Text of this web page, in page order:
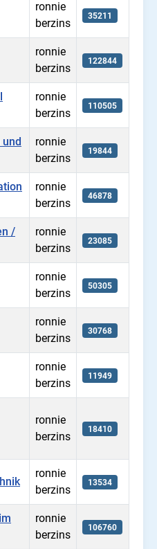
ronnie
berzins
35211
ronnie
berzins
122844
ronnie
berzins
110505
ronnie
berzins
19844
ronnie
berzins
46878
/
ronnie
berzins
23085
ronnie
berzins
50305
ronnie
berzins
30768
ronnie
berzins
11949
ronnie
berzins
18410
ronnie
berzins
13534
ronnie
berzins
106760